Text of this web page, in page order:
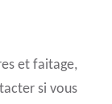
et faitage,
si vous